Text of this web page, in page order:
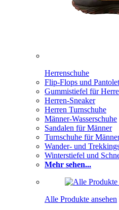
Herrenschuhe
Flip-Flops und
Gummistiefel für
Herren-Sneaker
Herren Turnschuhe
Männer-Wasserschuhe
Sandalen für Männer
Turnschuhe für
Wander- und
Winterstiefel und
Mehr sehen...
Alle Produkte ansehen